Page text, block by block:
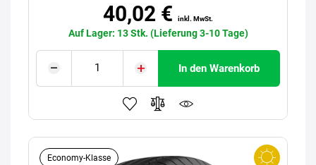
40,02 € inkl. MwSt.
Auf Lager: 13 Stk. (Lieferung 3-10 Tage)
In den Warenkorb
Economy-Klasse